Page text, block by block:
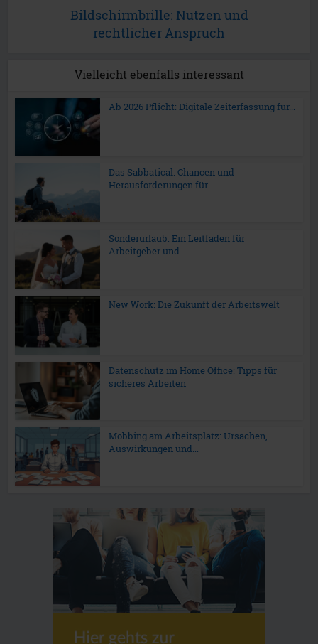
Bildschirmbrille: Nutzen und
rechtlicher Anspruch
Vielleicht ebenfalls interessant
Ab 2026 Pflicht: Digitale Zeiterfassung für...
Das Sabbatical: Chancen und
Herausforderungen für...
Sonderurlaub: Ein Leitfaden für
Arbeitgeber und...
New Work: Die Zukunft der Arbeitswelt
Datenschutz im Home Office: Tipps für
sicheres Arbeiten
Mobbing am Arbeitsplatz: Ursachen,
Auswirkungen und...